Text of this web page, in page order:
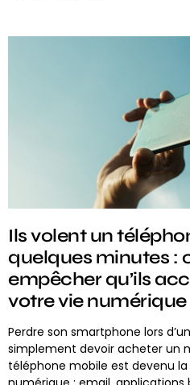
Ils volent un
quelques minutes :
empêcher qu’ils
votre vie numérique
Perdre son smartphone lors
simplement devoir acheter un
téléphone mobile est devenu la